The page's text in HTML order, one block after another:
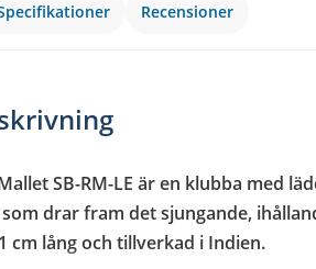
Recensioner
SB-RM-LE är en klubba med
drar fram det sjungande,
cm lång och tillverkad i Indien.